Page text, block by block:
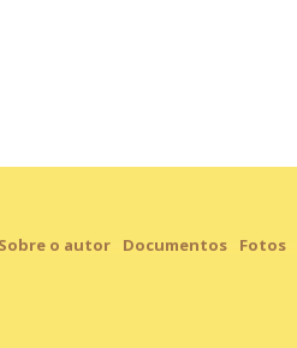
Sobre o autor Documentos Fotos